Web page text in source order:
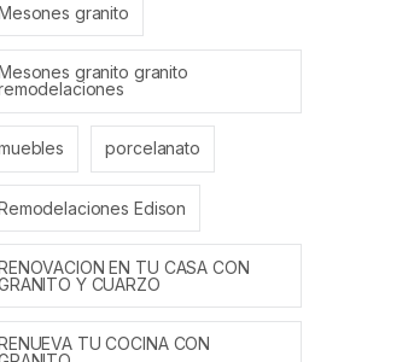
granito
granito granito
porcelanato
Edison
EN TU CASA CON
Y CUARZO
TU COCINA CON